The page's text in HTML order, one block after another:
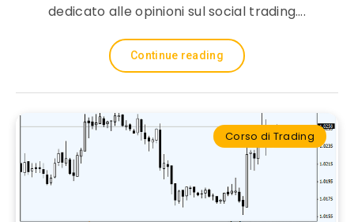
dedicato alle opinioni sul social trading….
Continue reading
Corso di Trading